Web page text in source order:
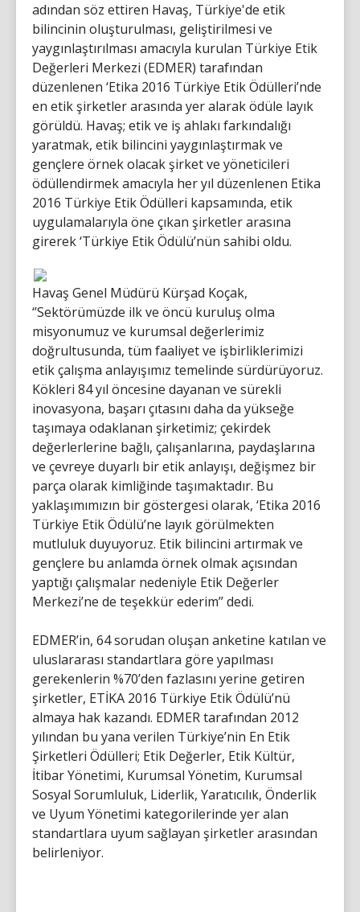
adından söz ettiren Havaş, Türkiye'de etik
bilincinin oluşturulması, geliştirilmesi ve
yaygınlaştırılması amacıyla kurulan Türkiye Etik
Değerleri Merkezi (EDMER) tarafından
düzenlenen ‘Etika 2016 Türkiye Etik Ödülleri’nde
en etik şirketler arasında yer alarak ödüle layık
görüldü. Havaş; etik ve iş ahlakı farkındalığı
yaratmak, etik bilincini yaygınlaştırmak ve
gençlere örnek olacak şirket ve yöneticileri
ödüllendirmek amacıyla her yıl düzenlenen Etika
2016 Türkiye Etik Ödülleri kapsamında, etik
uygulamalarıyla öne çıkan şirketler arasına
girerek ‘Türkiye Etik Ödülü’nün sahibi oldu.
Havaş Genel Müdürü Kürşad Koçak,
‘’Sektörümüzde ilk ve öncü kuruluş olma
misyonumuz ve kurumsal değerlerimiz
doğrultusunda, tüm faaliyet ve işbirliklerimizi
etik çalışma anlayışımız temelinde sürdürüyoruz.
Kökleri 84 yıl öncesine dayanan ve sürekli
inovasyona, başarı çıtasını daha da yükseğe
taşımaya odaklanan şirketimiz; çekirdek
değerlerlerine bağlı, çalışanlarına, paydaşlarına
ve çevreye duyarlı bir etik anlayışı, değişmez bir
parça olarak kimliğinde taşımaktadır. Bu
yaklaşımımızın bir göstergesi olarak, ‘Etika 2016
Türkiye Etik Ödülü’ne layık görülmekten
mutluluk duyuyoruz. Etik bilincini artırmak ve
gençlere bu anlamda örnek olmak açısından
yaptığı çalışmalar nedeniyle Etik Değerler
Merkezi’ne de teşekkür ederim’’ dedi.
EDMER’in, 64 sorudan oluşan anketine katılan ve
uluslararası standartlara göre yapılması
gerekenlerin %70’den fazlasını yerine getiren
şirketler, ETİKA 2016 Türkiye Etik Ödülü’nü
almaya hak kazandı. EDMER tarafından 2012
yılından bu yana verilen Türkiye’nin En Etik
Şirketleri Ödülleri; Etik Değerler, Etik Kültür,
İtibar Yönetimi, Kurumsal Yönetim, Kurumsal
Sosyal Sorumluluk, Liderlik, Yaratıcılık, Önderlik
ve Uyum Yönetimi kategorilerinde yer alan
standartlara uyum sağlayan şirketler arasından
belirleniyor.